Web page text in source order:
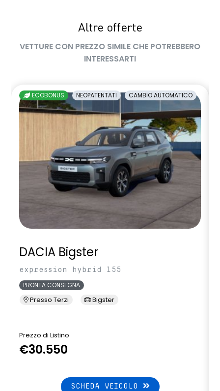
sistema di controllo della pressione pneumatici indiretto
volante in pelle
volante riscaldato
Altre offerte
VETTURE CON PREZZO SIMILE CHE POTREBBERO
INTERESSARTI
ECOBONUS NEOPATENTATI CAMBIO AUTOMATICO
DACIA Bigster
expression hybrid 155
PRONTA CONSEGNA
Presso Terzi Bigster
Prezzo di Listino
€30.550
SCHEDA VEICOLO